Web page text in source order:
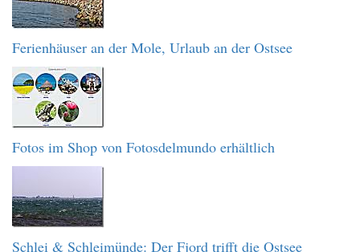
Ferienhäuser an der Mole, Urlaub an der Ostsee
Fotos im Shop von Fotosdelmundo erhältlich
Schlei & Schleimünde: Der Fjord trifft die Ostsee